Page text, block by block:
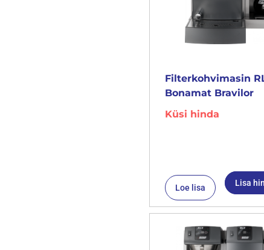
Filterkohvimasin
Bonamat Bravilor
Küsi hinda
Loe lisa Lisa